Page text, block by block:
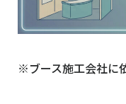
※ブース施工会社に